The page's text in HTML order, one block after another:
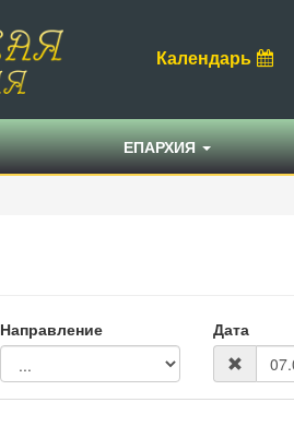
Календарь
ЕПАРХИЯ
Направление Дата